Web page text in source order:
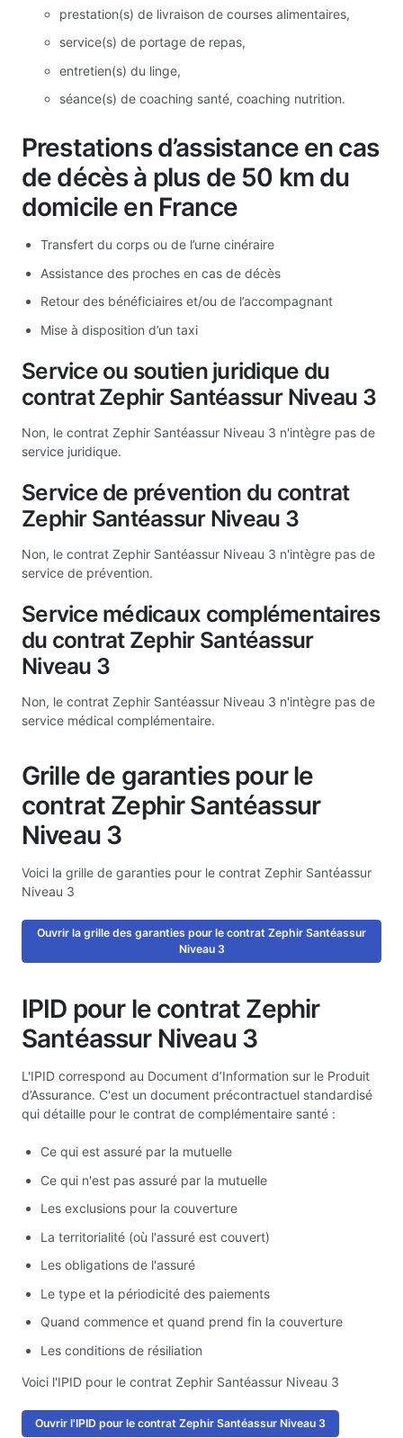
prestation(s) de livraison de courses alimentaires,
service(s) de portage de repas,
entretien(s) du linge,
séance(s) de coaching santé, coaching nutrition.
Prestations d’assistance en cas
de décès à plus de 50 km du
domicile en France
Transfert du corps ou de l’urne cinéraire
Assistance des proches en cas de décès
Retour des bénéficiaires et/ou de l’accompagnant
Mise à disposition d’un taxi
Service ou soutien juridique du
contrat Zephir Santéassur Niveau 3
Non, le contrat Zephir Santéassur Niveau 3 n'intègre pas de
service juridique.
Service de prévention du contrat
Zephir Santéassur Niveau 3
Non, le contrat Zephir Santéassur Niveau 3 n'intègre pas de
service de prévention.
Service médicaux complémentaires
du contrat Zephir Santéassur
Niveau 3
Non, le contrat Zephir Santéassur Niveau 3 n'intègre pas de
service médical complémentaire.
Grille de garanties pour le
contrat Zephir Santéassur
Niveau 3
Voici la grille de garanties pour le contrat Zephir Santéassur
Niveau 3
Ouvrir la grille des garanties pour le contrat Zephir Santéassur
Niveau 3
IPID pour le contrat Zephir
Santéassur Niveau 3
L'IPID correspond au Document d’Information sur le Produit
d’Assurance. C'est un document précontractuel standardisé
qui détaille pour le contrat de complémentaire santé :
Ce qui est assuré par la mutuelle
Ce qui n'est pas assuré par la mutuelle
Les exclusions pour la couverture
La territorialité (où l'assuré est couvert)
Les obligations de l'assuré
Le type et la périodicité des paiements
Quand commence et quand prend fin la couverture
Les conditions de résiliation
Voici l'IPID pour le contrat Zephir Santéassur Niveau 3
Ouvrir l'IPID pour le contrat Zephir Santéassur Niveau 3